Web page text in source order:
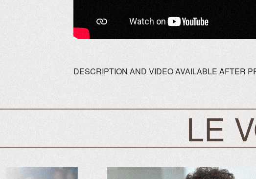
DESCRIPTION AND VIDEO AVAILABLE AFTER
LE